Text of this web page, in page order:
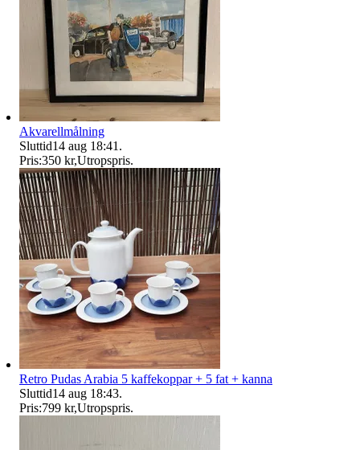
Akvarellmålning
Sluttid14 aug 18:41 .
Pris:350 kr,Utropspris.
Retro Pudas Arabia 5 kaffekoppar + 5 fat + kanna
Sluttid14 aug 18:43.
Pris:799 kr,Utropspris.